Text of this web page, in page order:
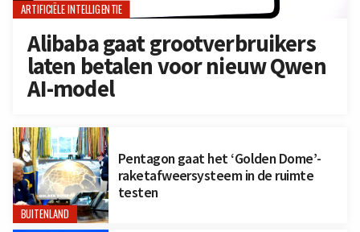
ARTIFICIËLE INTELLIGENTIE
Alibaba gaat grootverbruikers
laten betalen voor nieuw Qwen
AI-model
BUITENLAND
Pentagon gaat het ‘Golden Dome’-
raketafweersysteem in de ruimte
testen